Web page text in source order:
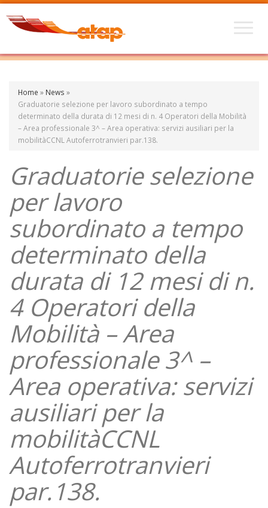
Home » News »
Graduatorie selezione per lavoro subordinato a tempo
determinato della durata di 12 mesi di n. 4 Operatori della Mobilità
– Area professionale 3^ – Area operativa: servizi ausiliari per la
mobilitàCCNL Autoferrotranvieri par.138.
Graduatorie selezione
per lavoro
subordinato a tempo
determinato della
durata di 12 mesi di n.
4 Operatori della
Mobilità – Area
professionale 3^ –
Area operativa: servizi
ausiliari per la
mobilitàCCNL
Autoferrotranvieri
par.138.